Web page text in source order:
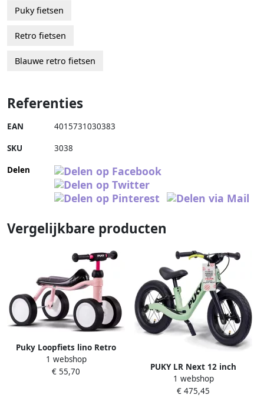
Puky fietsen
Retro fietsen
Blauwe retro fietsen
Referenties
EAN 4015731030383
SKU 3038
Delen
Vergelijkbare producten
Puky Loopfiets lino Retro
Pink roze stuurslotbegrenzer
vanaf 1 jaar
1 webshop
€ 55,70
PUKY LR Next 12 inch
loopfiets kinderfiets
kunststof V-brake
1 webshop
€ 475,45